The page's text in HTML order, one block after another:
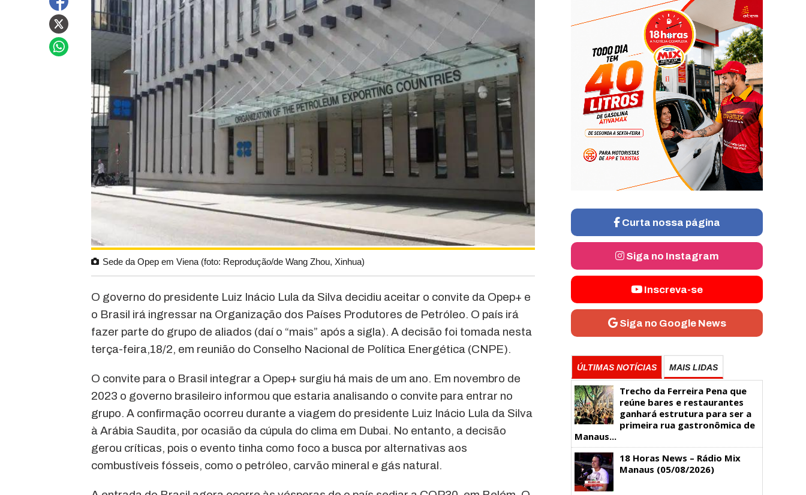
Sede da Opep em Viena (foto: Reprodução/de Wang Zhou, Xinhua)
O governo do presidente Luiz Inácio Lula da Silva decidiu aceitar o convite da Opep+ e
o Brasil irá ingressar na Organização dos Países Produtores de Petróleo. O país irá
fazer parte do grupo de aliados (daí o “mais” após a sigla). A decisão foi tomada nesta
terça-feira,18/2, em reunião do Conselho Nacional de Política Energética (CNPE).
O convite para o Brasil integrar a Opep+ surgiu há mais de um ano. Em novembro de
2023 o governo brasileiro informou que estaria analisando o convite para entrar no
grupo. A confirmação ocorreu durante a viagem do presidente Luiz Inácio Lula da Silva
à Arábia Saudita, por ocasião da cúpula do clima em Dubai. No entanto, a decisão
gerou críticas, pois o evento tinha como foco a busca por alternativas aos
combustíveis fósseis, como o petróleo, carvão mineral e gás natural.
Curta nossa página
Siga no Instagram
Inscreva-se
Siga no Google News
ÚLTIMAS NOTÍCIAS MAIS LIDAS
Trecho da Ferreira Pena que
reúne bares e restaurantes
ganhará estrutura para ser a
primeira rua gastronômica de
Manaus...
18 Horas News​​​​​​​​​​​​ – Rádio Mix
Manaus (05/08/2026)